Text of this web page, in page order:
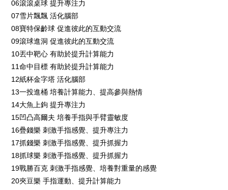
06滾滾桌球 提升專注力
07雪片飄飄 活化腦部
08寶特保齡球 促進彼此的互動交流
09滾球進洞 促進彼此的互動交流
10丟中靶心 有助於提升計算能力
11命中目標 有助於提升計算能力
12紙杯金字塔 活化腦部
13一投進桶 培養計算能力、提高參與熱情
14大魚上鉤 提升專注力
15凹凸高爾夫 培養手指與手臂靈敏度
16疊錢樂 刺激手指感覺、提升專注力
17抓錢樂 刺激手指感覺、提升抓握力
18抓球樂 刺激手指感覺、提升抓握力
19戰勝百克 刺激手指感覺、培養對重量的感覺
20夾豆樂 手指運動、提升計算能力